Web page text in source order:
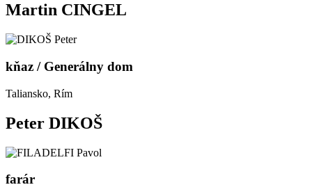
Martin CINGEL
kňaz / Generálny dom
Taliansko, Rím
Peter DIKOŠ
farár